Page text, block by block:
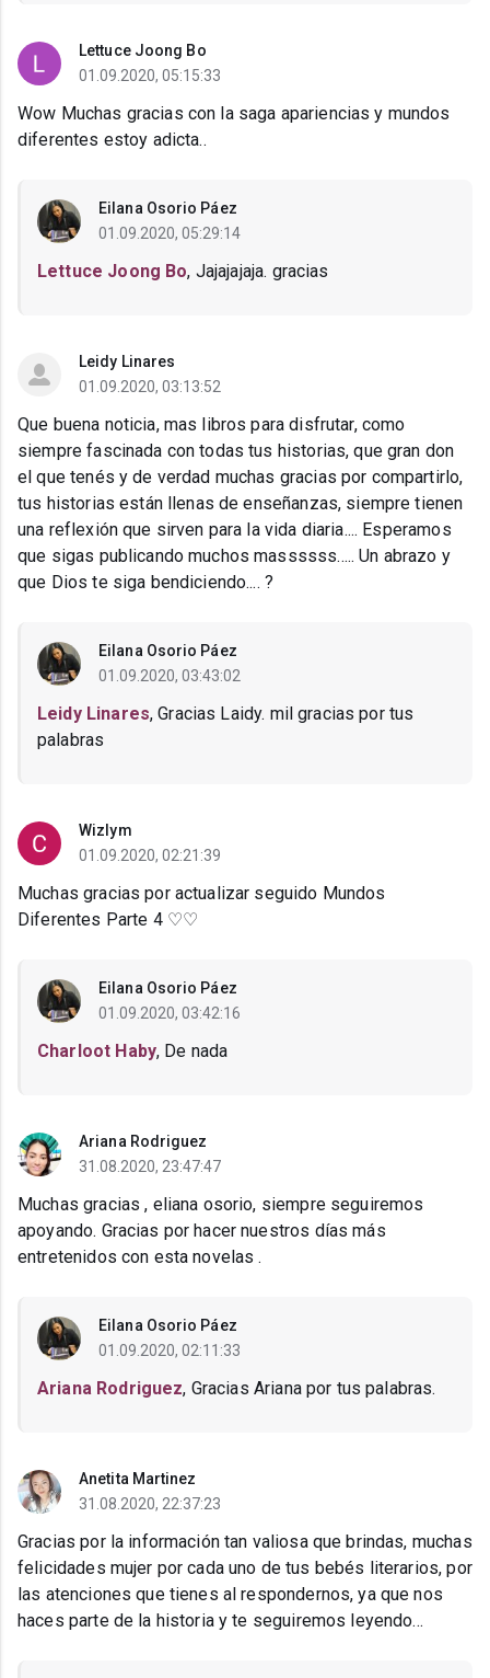
Lettuce Joong Bo
01.09.2020, 05:15:33
Wow Muchas gracias con la saga apariencias y mundos
diferentes estoy adicta..
Eilana Osorio Páez
01.09.2020, 05:29:14
Lettuce Joong Bo, Jajajajaja. gracias
Leidy Linares
01.09.2020, 03:13:52
Que buena noticia, mas libros para disfrutar, como
siempre fascinada con todas tus historias, que gran don
el que tenés y de verdad muchas gracias por compartirlo,
tus historias están llenas de enseñanzas, siempre tienen
una reflexión que sirven para la vida diaria.... Esperamos
que sigas publicando muchos massssss..... Un abrazo y
que Dios te siga bendiciendo.... ?
Eilana Osorio Páez
01.09.2020, 03:43:02
Leidy Linares, Gracias Laidy. mil gracias por tus
palabras
Wizlym
01.09.2020, 02:21:39
Muchas gracias por actualizar seguido Mundos
Diferentes Parte 4 ♡♡
Eilana Osorio Páez
01.09.2020, 03:42:16
Charloot Haby, De nada
Ariana Rodriguez
31.08.2020, 23:47:47
Muchas gracias , eliana osorio, siempre seguiremos
apoyando. Gracias por hacer nuestros días más
entretenidos con esta novelas .
Eilana Osorio Páez
01.09.2020, 02:11:33
Ariana Rodriguez, Gracias Ariana por tus palabras.
Anetita Martinez
31.08.2020, 22:37:23
Gracias por la información tan valiosa que brindas, muchas
felicidades mujer por cada uno de tus bebés literarios, por
las atenciones que tienes al respondernos, ya que nos
haces parte de la historia y te seguiremos leyendo...